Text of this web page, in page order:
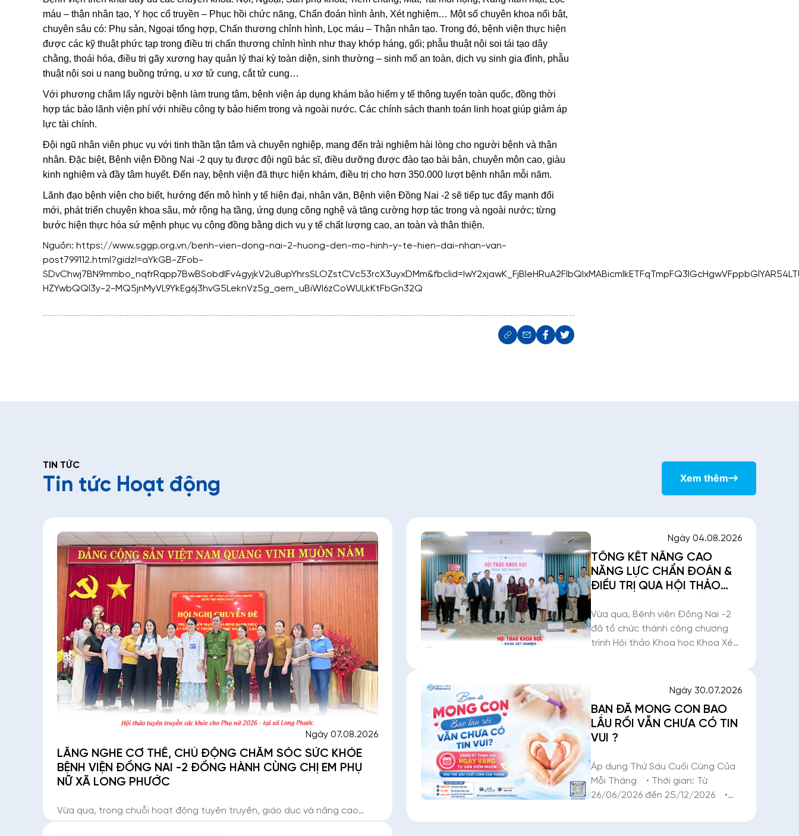
máu – thận nhân tạo, Y học cổ truyền – Phục hồi chức năng, Chẩn đoán hình ảnh, Xét nghiệm… Một số chuyên khoa nổi bật,
chuyên sâu có: Phụ sản, Ngoại tổng hợp, Chấn thương chỉnh hình, Lọc máu – Thận nhân tạo. Trong đó, bệnh viện thực hiện
được các kỹ thuật phức tạp trong điều trị chấn thương chỉnh hình như thay khớp háng, gối; phẫu thuật nội soi tái tạo dây
chằng, thoái hóa, điều trị gãy xương hay quản lý thai kỳ toàn diện, sinh thường – sinh mổ an toàn, dịch vụ sinh gia đình, phẫu
thuật nội soi u nang buồng trứng, u xơ tử cung, cắt tử cung…
Với phương châm lấy người bệnh làm trung tâm, bệnh viện áp dụng khám bảo hiểm y tế thông tuyến toàn quốc, đồng thời
hợp tác bảo lãnh viện phí với nhiều công ty bảo hiểm trong và ngoài nước. Các chính sách thanh toán linh hoạt giúp giảm áp
lực tài chính.
Đội ngũ nhân viên phục vụ với tinh thần tận tâm và chuyên nghiệp, mang đến trải nghiệm hài lòng cho người bệnh và thân
nhân. Đặc biệt, Bệnh viện Đồng Nai -2 quy tụ được đội ngũ bác sĩ, điều dưỡng được đào tạo bài bản, chuyên môn cao, giàu
kinh nghiệm và đầy tâm huyết. Đến nay, bệnh viện đã thực hiện khám, điều trị cho hơn 350.000 lượt bệnh nhân mỗi năm.
Lãnh đạo bệnh viện cho biết, hướng đến mô hình y tế hiện đại, nhân văn, Bệnh viện Đồng Nai -2 sẽ tiếp tục đẩy mạnh đổi
mới, phát triển chuyên khoa sâu, mở rộng hạ tầng, ứng dụng công nghệ và tăng cường hợp tác trong và ngoài nước; từng
bước hiện thực hóa sứ mệnh phục vụ cộng đồng bằng dịch vụ y tế chất lượng cao, an toàn và thân thiện.
Nguồn: https://www.sggp.org.vn/benh-vien-dong-nai-2-huong-den-mo-hinh-y-te-hien-dai-nhan-van-
post799112.html?gidzl=aYkGB-ZFob-
HZYwbQQl3y-2-MQ5jnMyVL9YkEg6j3hvG5LeknVz5g_aem_uBiWI6zCoWULkKtFbGn32Q
TIN TỨC
Tin tức Hoạt động Xem thêm
Ngày 07.08.2026
LẮNG NGHE CƠ THỂ, CHỦ ĐỘNG CHĂM SÓC SỨC KHỎE
BỆNH VIỆN ĐỒNG NAI -2 ĐỒNG HÀNH CÙNG CHỊ EM PHỤ
NỮ XÃ LONG PHƯỚC
Vừa qua, trong chuỗi hoạt động tuyên truyền, giáo dục và nâng cao
nhận thức về chăm sóc sức khỏe, Bệnh viện Đồng Nai -2 đã phối hợp
Ngày 04.08.2026
TỔNG KẾT NÂNG CAO
NĂNG LỰC CHẨN ĐOÁN &
ĐIỀU TRỊ QUA HỘI THẢO
NGHIỆM TẠI BỆNH VIỆN
ĐỒNG NAI -2
Vừa qua, Bệnh viện Đồng Nai -2
đã tổ chức thành công chương
trình Hội thảo Khoa học Khoa Xét
nhằm cập nhật, nâng cao kiến
Ngày 30.07.2026
BẠN ĐÃ MONG CON BAO
LÂU RỒI VẪN CHƯA CÓ TIN
VUI ?
Áp dụng Thứ Sáu Cuối Cùng Của
Mỗi Tháng • Thời gian: Từ
26/06/2026 đến 25/12/2026 •
– Tầng 7, Khoa Phụ Sản, Bệnh viện